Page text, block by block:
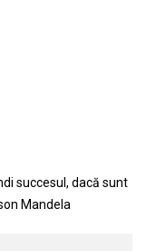
succesul, dacă sunt
Mandela